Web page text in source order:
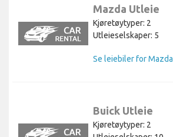
Mazda Utleie
Kjøretøytyper: 2
Utleieselskaper: 5
Se leiebiler for Mazda
Buick Utleie
Kjøretøytyper: 2